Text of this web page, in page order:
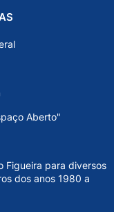
Aberto"
Figueira para diversos
dos anos 1980 a